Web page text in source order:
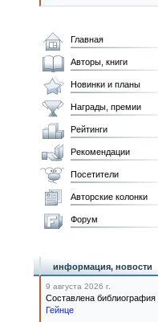
Главная
Авторы, книги
Новинки и планы
Награды, премии
Рейтинги
Рекомендации
Посетители
Авторские колонки
Форум
информация, новости
9 августа 2026 г.
Составлена библиография
Гейнце